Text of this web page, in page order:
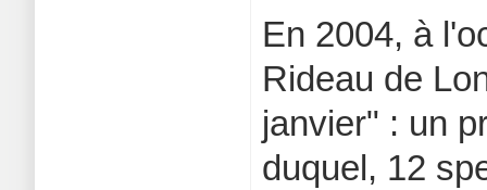
En 2004, à
Rideau de
janvier" : un
duquel, 12